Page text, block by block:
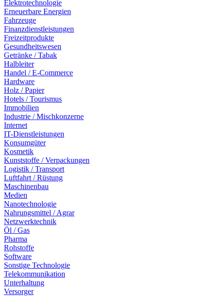
Elektrotechnologie
Erneuerbare Energien
Fahrzeuge
Finanzdienstleistungen
Freizeitprodukte
Gesundheitswesen
Getränke / Tabak
Halbleiter
Handel / E-Commerce
Hardware
Holz / Papier
Hotels / Tourismus
Immobilien
Industrie / Mischkonzerne
Internet
IT-Dienstleistungen
Konsumgüter
Kosmetik
Kunststoffe / Verpackungen
Logistik / Transport
Luftfahrt / Rüstung
Maschinenbau
Medien
Nanotechnologie
Nahrungsmittel / Agrar
Netzwerktechnik
Öl / Gas
Pharma
Rohstoffe
Software
Sonstige Technologie
Telekommunikation
Unterhaltung
Versorger